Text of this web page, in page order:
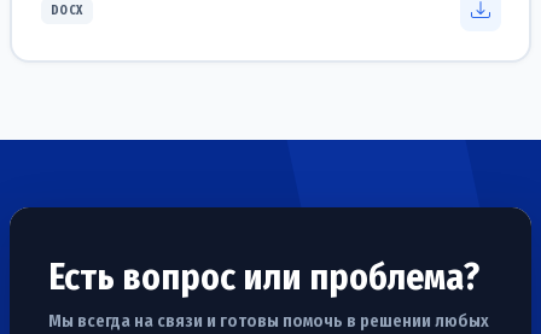
DOCX
Есть вопрос или проблема?
Мы всегда на связи и готовы помочь в решении любых